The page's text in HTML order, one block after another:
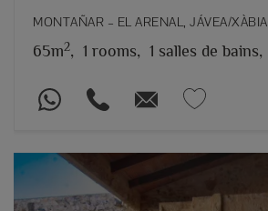
MONTAÑAR – EL ARENAL, JÁVEA/XÀBIA
65m2, 1 rooms, 1 salles de bains,